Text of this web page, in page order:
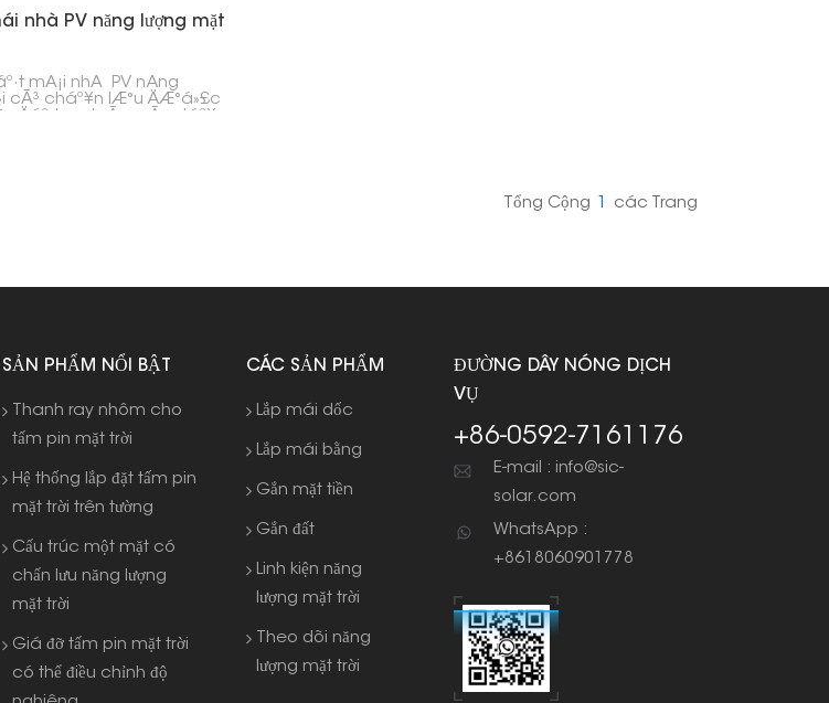
nhà PV năng lượng mặt
mÃ¡i nhÃ PV nÄng
cÃ³ cháº¥n lÆ°u ÄÆ°á»£c
Tổng Cộng Các Trang
SẢN PHẨM NỔI BẬT
Thanh ray nhôm cho
tấm pin mặt trời
Hệ thống lắp đặt tấm pin
mặt trời trên tường
Cấu trúc một mặt có
chấn lưu năng lượng
mặt trời
Giá đỡ tấm pin mặt trời
có thể điều chỉnh độ
CÁC SẢN PHẨM
Lắp mái dốc
Lắp mái bằng
Gắn mặt tiền
Gắn đất
Linh kiện năng
lượng mặt trời
Theo dõi năng
lượng mặt trời
ĐƯỜNG DÂY NÓNG DỊCH
VỤ
+86-0592-7161176
E-mail : info@sic-
solar.com
WhatsApp :
+8618060901778